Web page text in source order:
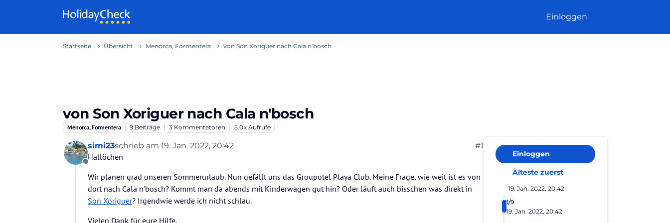
Einloggen
Startseite Übersicht Menorca, Formentera von Son Xoriguer nach Cala n'bosch
von Son Xoriguer nach Cala n'bosch
Menorca, Formentera 9 Beiträge 3 Kommentatoren 5.0k Aufrufe
Offline
simi23schrieb am 19. Jan. 2022, 20:42
zuletzt editiert von #1
Hallöchen
Wir planen grad unseren Sommerurlaub. Nun gefällt uns das Groupotel Playa Club. Meine Frage, wie weit ist es von
dort nach Cala n'bosch? Kommt man da abends mit Kinderwagen gut hin? Oder läuft auch bisschen was direkt in
Son Xoriguer? Irgendwie werde ich nicht schlau.
Vielen Dank für eure Hilfe.
Einloggen
Älteste zuerst
19. Jan. 2022, 20:42
1/9
19. Jan. 2022, 20:42